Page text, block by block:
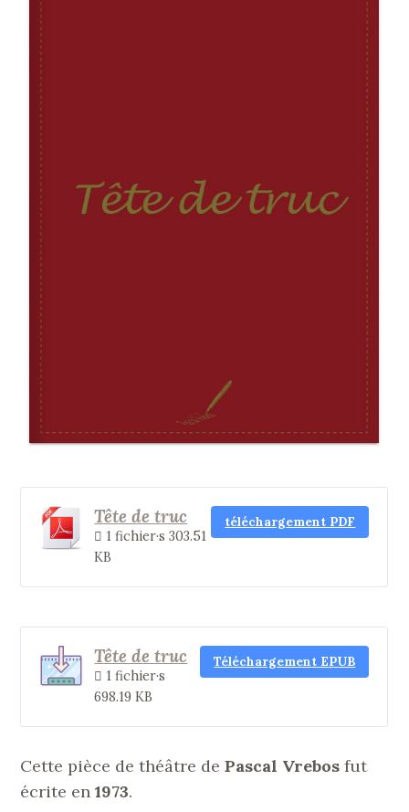
Tête de truc
1 fichier·s303.51
KB
téléchargement PDF
Tête de truc
1 fichier·s
698.19 KB
Téléchargement EPUB
Cette pièce de théâtre dePascal Vrebos fut
écrite en1973.